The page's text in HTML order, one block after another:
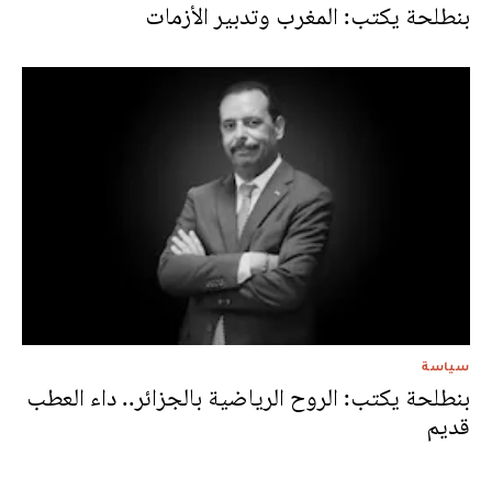
بنطلحة يكتب: المغرب وتدبير الأزمات
سياسة
بنطلحة يكتب: الروح الرياضية بالجزائر.. داء العطب
قديم